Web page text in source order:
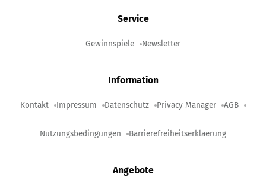
Service
Gewinnspiele Newsletter
Information
Kontakt Impressum Datenschutz Privacy Manager AGB
Nutzungsbedingungen Barrierefreiheitserklaerung
Angebote